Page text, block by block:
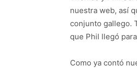
nuestra web, así
conjunto gallego.
que Phil llegó
Como ya contó